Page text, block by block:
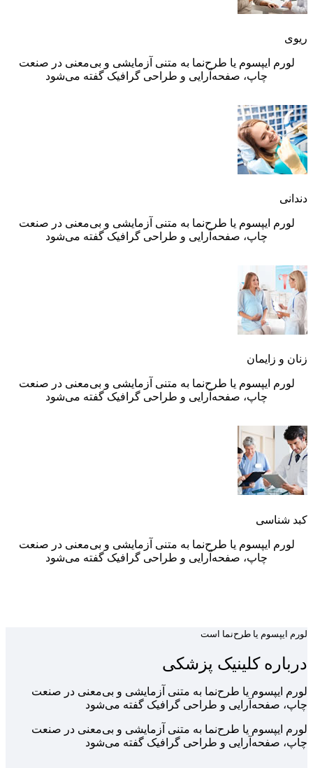
ریوی
لورم ایپسوم یا طرح‌نما به متنی آزمایشی و بی‌معنی در صنعت
چاپ، صفحه‌آرایی و طراحی گرافیک گفته می‌شود
دندانی
لورم ایپسوم یا طرح‌نما به متنی آزمایشی و بی‌معنی در صنعت
چاپ، صفحه‌آرایی و طراحی گرافیک گفته می‌شود
زنان و زایمان
لورم ایپسوم یا طرح‌نما به متنی آزمایشی و بی‌معنی در صنعت
چاپ، صفحه‌آرایی و طراحی گرافیک گفته می‌شود
کبد شناسی
لورم ایپسوم یا طرح‌نما به متنی آزمایشی و بی‌معنی در صنعت
چاپ، صفحه‌آرایی و طراحی گرافیک گفته می‌شود
لورم ایپسوم یا طرح‌نما است
درباره کلینیک پزشکی
لورم ایپسوم یا طرح‌نما به متنی آزمایشی و بی‌معنی در صنعت
چاپ، صفحه‌آرایی و طراحی گرافیک گفته می‌شود
لورم ایپسوم یا طرح‌نما به متنی آزمایشی و بی‌معنی در صنعت
چاپ، صفحه‌آرایی و طراحی گرافیک گفته می‌شود